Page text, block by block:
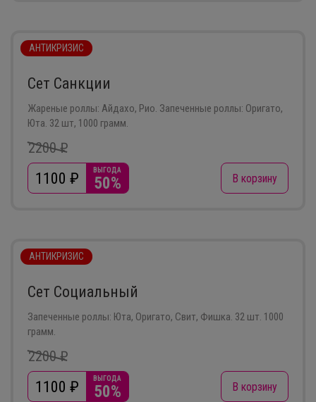
АНТИКРИЗИС
Сет Санкции
Жареные роллы: Айдахо, Рио. Запеченные роллы: Оригато,
Юта. 32 шт, 1000 грамм.
2200 ₽
1100 ₽ ВЫГОДА
50% В корзину
АНТИКРИЗИС
Сет Социальный
Запеченные роллы: Юта, Оригато, Свит, Фишка. 32 шт. 1000
грамм.
2200 ₽
1100 ₽ ВЫГОДА
50% В корзину